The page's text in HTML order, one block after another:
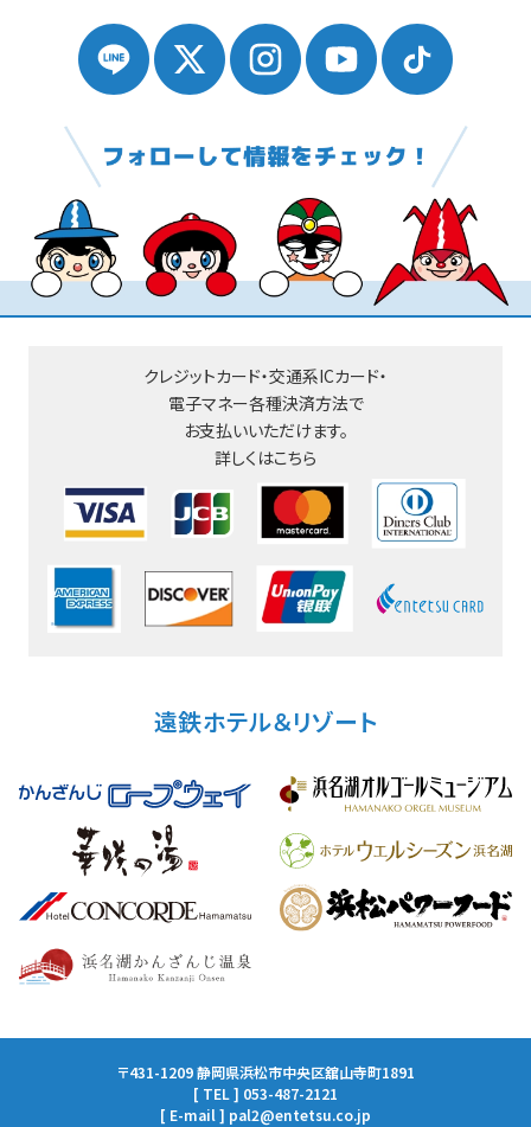
クレジットカード・交通系ICカード・
電子マネー各種決済方法で
お支払いいただけます。
詳しくはこちら
遠鉄ホテル＆リゾート
〒431-1209 静岡県浜松市中央区舘山寺町1891
[ TEL ] 053-487-2121
[ E-mail ] pal2@entetsu.co.jp